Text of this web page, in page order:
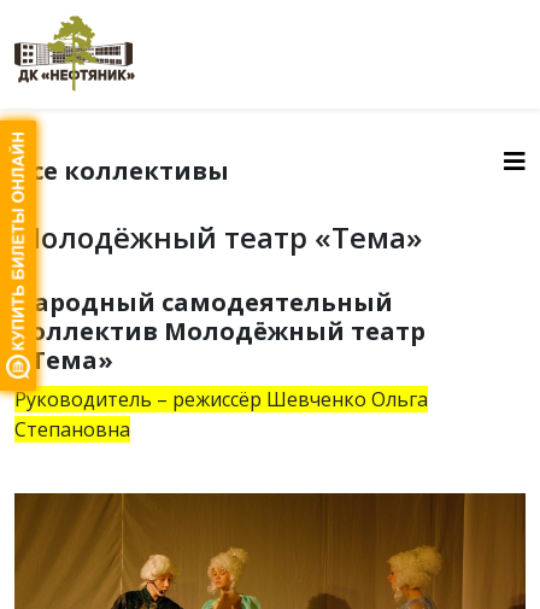
Все коллективы
Молодёжный театр «Тема»
Народный самодеятельный
коллектив Молодёжный театр
«Тема»
Руководитель – режиссёр Шевченко Ольга
Степановна